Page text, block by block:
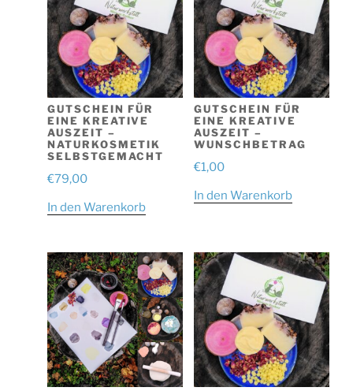
GUTSCHEIN FÜR
EINE KREATIVE
AUSZEIT –
NATURKOSMETIK
SELBSTGEMACHT
€79,00
In den Warenkorb
GUTSCHEIN FÜR
EINE KREATIVE
AUSZEIT –
WUNSCHBETRAG
€1,00
In den Warenkorb